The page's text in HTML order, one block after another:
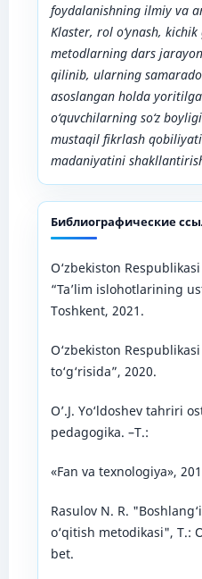
foydalanishning ilmiy va
Klaster, rol o‘ynash,
metodlarning dars
qilinib, ularning
asoslangan holda
o‘quvchilarning so‘z
mustaqil fikrlash
madaniyatini
Библиографические
O‘zbekiston
“Ta’lim islohotlarining
Toshkent, 2021.
O‘zbekiston
to‘g‘risida”, 2020.
O’.J. Yo‘ldoshev tаhriri
pedаgogikа. –T.:
«Fаn vа texnologiyа»,
Rasulov N. R.
o‘qitish metodikasi", T.:
bet.